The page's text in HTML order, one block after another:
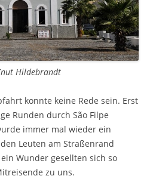
Hildebrandt
konnte keine Rede sein. Erst
Runden durch São Filpe
immer mal wieder ein
Leuten am Straßenrand
Wunder gesellten sich so
zu uns.